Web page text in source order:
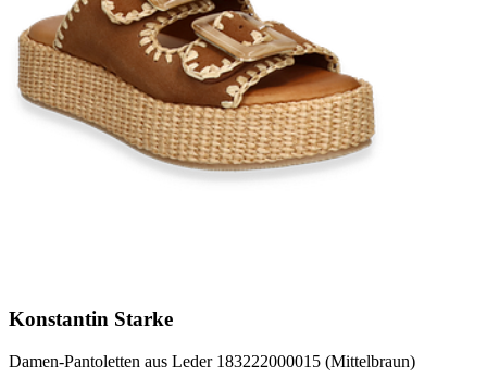
Konstantin Starke
Damen-Pantoletten aus Leder 183222000015 (Mittelbraun)